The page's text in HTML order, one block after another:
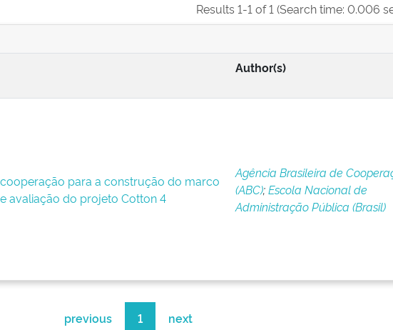
Results 1-1 of 1 (Search time: 0.006
Author(s)
para a construção do marco
avaliação do projeto Cotton 4
Agência Brasileira de
(ABC);Escola Nacional de
Administração Pública (Brasil)
previous 1 next